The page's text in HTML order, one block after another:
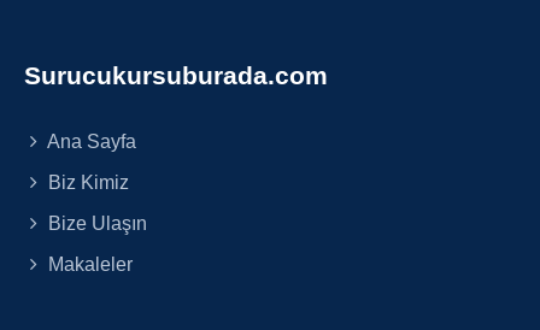
Surucukursuburada.com
Ana Sayfa
Biz Kimiz
Bize Ulaşın
Makaleler